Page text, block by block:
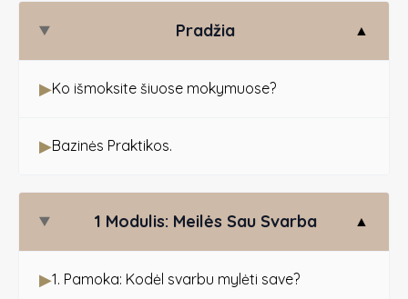
Pradžia ▲
▶Ko išmoksite šiuose mokymuose?
▶Bazinės Praktikos.
1 Modulis: Meilės Sau Svarba ▲
▶1. Pamoka: Kodėl svarbu mylėti save?